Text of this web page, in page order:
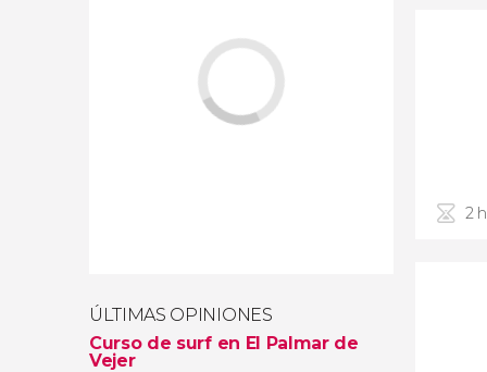
ÚLTIMAS OPINIONES
Curso de surf en El Palmar de
Vejer
2